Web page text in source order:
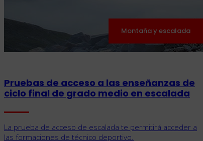
Montaña y escalada
Pruebas de acceso a las enseñanzas de
ciclo final de grado medio en escalada
La prueba de acceso de escalada te permitirá acceder a
las formaciones de técnico deportivo.